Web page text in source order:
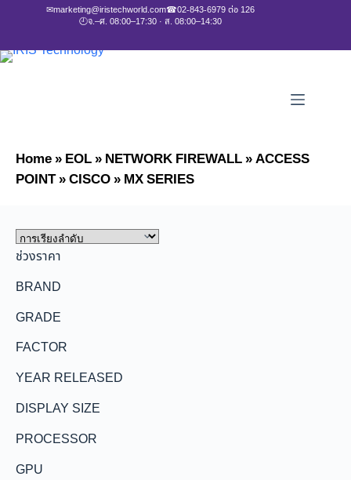
✉marketing@iristechworld.com☎02-843-6979 ต่อ 126
🕘จ.–ศ. 08:00–17:30 · ส. 08:00–14:30
Home»EOL»NETWORK FIREWALL»ACCESS
POINT»CISCO»MX SERIES
ช่วงราคา
BRAND
GRADE
FACTOR
YEAR RELEASED
DISPLAY SIZE
PROCESSOR
GPU